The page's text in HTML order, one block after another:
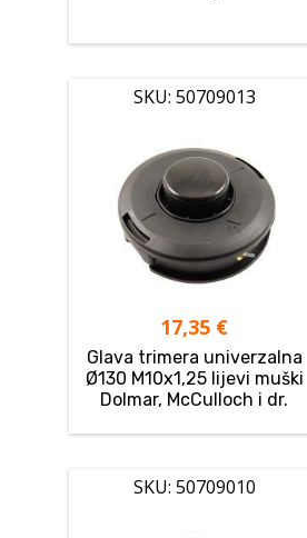
SKU: 50709013
17,35 €
Glava trimera univerzalna
Ø130 M10x1,25 lijevi muški
Dolmar, McCulloch i dr.
SKU: 50709010